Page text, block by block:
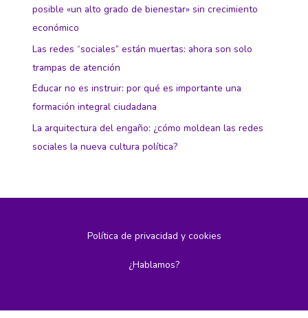
posible «un alto grado de bienestar» sin crecimiento
económico
Las redes “sociales” están muertas: ahora son solo
trampas de atención
Educar no es instruir: por qué es importante una
formación integral ciudadana
La arquitectura del engaño: ¿cómo moldean las redes
sociales la nueva cultura política?
Política de privacidad y cookies
¿Hablamos?